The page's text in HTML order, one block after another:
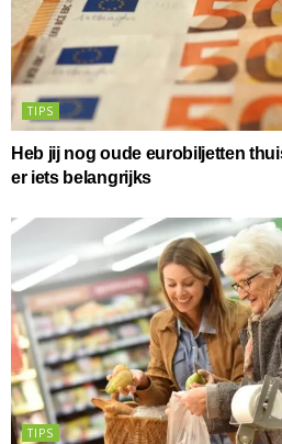
TIPS
Heb jij nog oude eurobiljetten
er iets belangrijks
TIPS